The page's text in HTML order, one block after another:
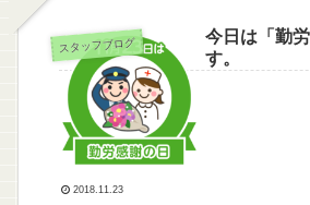
スタッフブログ
今日は「勤
す。
2018.11.23